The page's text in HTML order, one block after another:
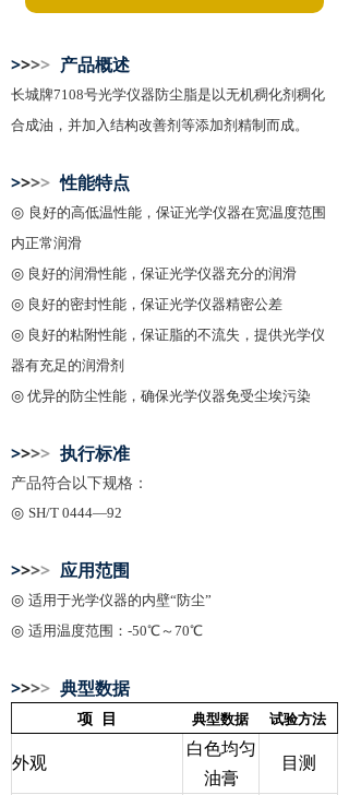
>>>> 产品概述
长城牌7108号光学仪器防尘脂是以无机稠化剂稠化
合成油，并加入结构改善剂 等添加剂精制而成。
>>>> 性能特点
◎ 良好的高低温性能，保证光学仪器在宽温度范围
内正常润滑
◎ 良好的润滑性能，保证光学仪器充分的润滑
◎ 良好的密封性能，保证光学仪器精密公差
◎ 良好的粘附性能，保证脂的不流失，提供光学仪
器有充足的润滑剂
◎ 优异的防尘性能，确保光学仪器免受尘埃污染
>>>> 执行标准
产品符合以下规格：
◎ SH/T 0444—92
>>>> 应用范围
◎ 适用于光学仪器的内壁“防尘”
◎ 适用温度范围：-50℃～70℃
>>>> 典型数据
项 目 典型数据 试验方法
外观
白色均匀
油膏
目测